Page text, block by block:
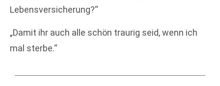
Lebensversicherung?“
„Damit ihr auch alle schön traurig seid, wenn ich
mal sterbe.“